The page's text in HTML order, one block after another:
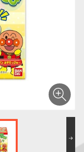
アンパンマン
サンリオキャラクタ
ポケモンスケールワ